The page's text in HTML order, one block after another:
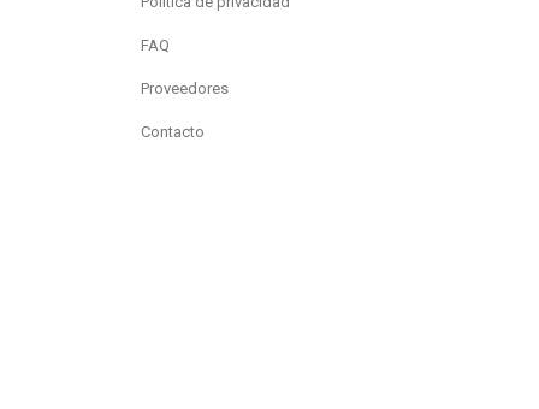
FAQ
Proveedores
Contacto